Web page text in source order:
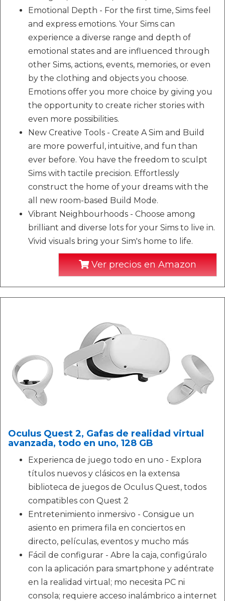
Emotional Depth - For the first time, Sims feel
and express emotions. Your Sims can
experience a diverse range and depth of
emotional states and are influenced through
other Sims, actions, events, memories, or even
by the clothing and objects you choose.
Emotions offer you more choice by giving you
the opportunity to create richer stories with
even more possibilities.
New Creative Tools - Create A Sim and Build
are more powerful, intuitive, and fun than
ever before. You have the freedom to sculpt
Sims with tactile precision. Effortlessly
construct the home of your dreams with the
all new room-based Build Mode.
Vibrant Neighbourhoods - Choose among
brilliant and diverse lots for your Sims to live in.
Vivid visuals bring your Sim's home to life.
Ver precios en Amazon
Oculus Quest 2, Gafas de realidad virtual
avanzada, todo en uno, 128 GB
Experienca de juego todo en uno - Explora
títulos nuevos y clásicos en la extensa
biblioteca de juegos de Oculus Quest, todos
compatibles con Quest 2
Entretenimiento inmersivo - Consigue un
asiento en primera fila en conciertos en
directo, películas, eventos y mucho más
Fácil de configurar - Abre la caja, configúralo
con la aplicación para smartphone y adéntrate
en la realidad virtual; mo necesita PC ni
consola; requiere acceso inalámbrico a internet